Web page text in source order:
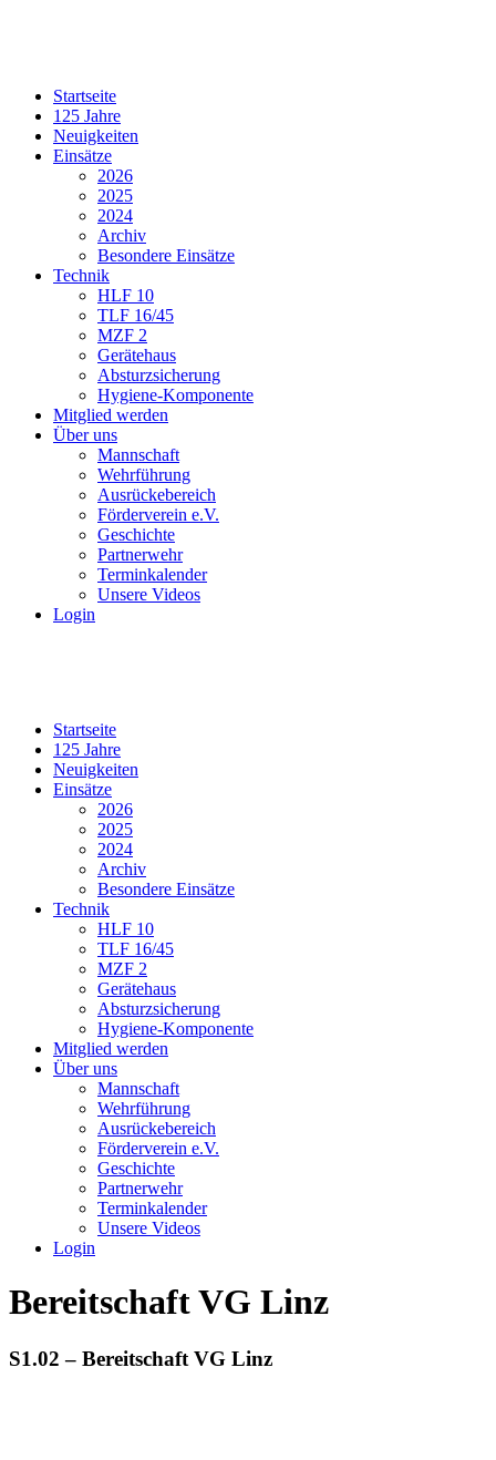
Startseite
125 Jahre
Neuigkeiten
Einsätze
2026
2025
2024
Archiv
Besondere Einsätze
Technik
HLF 10
TLF 16/45
MZF 2
Gerätehaus
Absturzsicherung
Hygiene-Komponente
Mitglied werden
Über uns
Mannschaft
Wehrführung
Ausrückebereich
Förderverein e.V.
Geschichte
Partnerwehr
Terminkalender
Unsere Videos
Login
Startseite
125 Jahre
Neuigkeiten
Einsätze
2026
2025
2024
Archiv
Besondere Einsätze
Technik
HLF 10
TLF 16/45
MZF 2
Gerätehaus
Absturzsicherung
Hygiene-Komponente
Mitglied werden
Über uns
Mannschaft
Wehrführung
Ausrückebereich
Förderverein e.V.
Geschichte
Partnerwehr
Terminkalender
Unsere Videos
Login
Bereitschaft VG Linz
S1.02 – Bereitschaft VG Linz